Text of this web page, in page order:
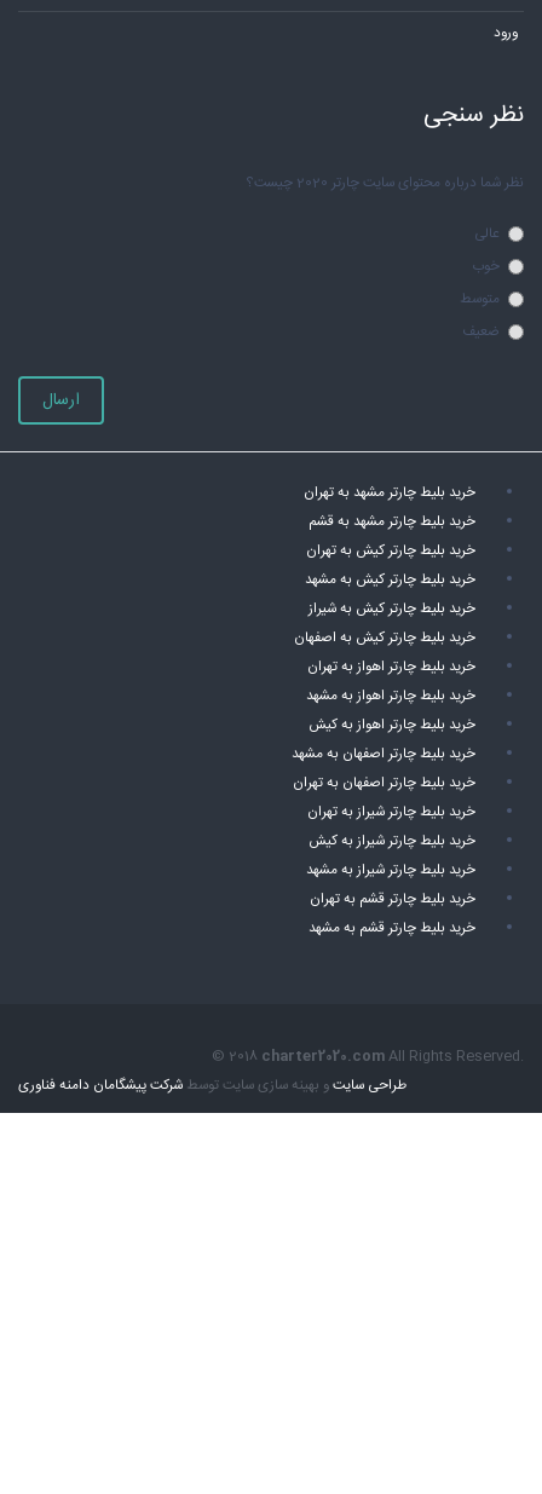
ورود
نظر سنجی
نظر شما درباره محتوای سایت چارتر 2020 چیست؟
عالی
خوب
متوسط
ضعیف
ارسال
خرید بلیط چارتر مشهد به تهران
خرید بلیط چارتر مشهد به قشم
خرید بلیط چارتر کیش به تهران
خرید بلیط چارتر کیش به مشهد
خرید بلیط چارتر کیش به شیراز
خرید بلیط چارتر کیش به اصفهان
خرید بلیط چارتر اهواز به تهران
خرید بلیط چارتر اهواز به مشهد
خرید بلیط چارتر اهواز به کیش
خرید بلیط چارتر اصفهان به مشهد
خرید بلیط چارتر اصفهان به تهران
خرید بلیط چارتر شیراز به تهران
خرید بلیط چارتر شیراز به کیش
خرید بلیط چارتر شیراز به مشهد
خرید بلیط چارتر قشم به تهران
خرید بلیط چارتر قشم به مشهد
© 2018 charter2020.comAll Rights Reserved.
طراحی سایتو بهینه سازی سایت توسط شرکت پیشگامان دامنه فناوری